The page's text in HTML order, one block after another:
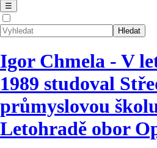
☰
Igor Chmela - V
1989 studoval
průmyslovou
Letohradě obor